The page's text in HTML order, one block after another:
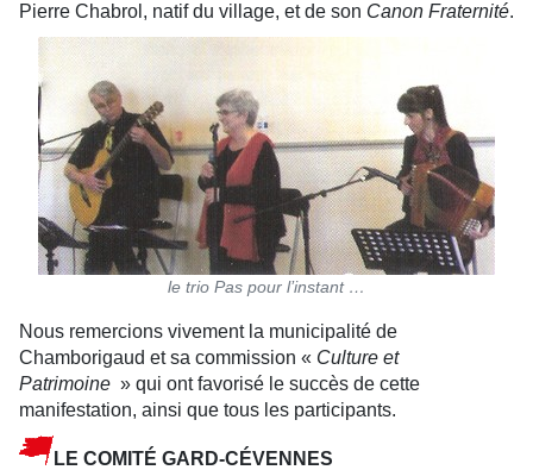
Pierre Chabrol, natif du village, et de son Canon Fraternité.
le trio Pas pour l’instant …
Nous remercions vivement la municipalité de
Chamborigaud et sa commission « Culture et
Patrimoine » qui ont favorisé le succès de cette
manifestation, ainsi que tous les participants.
LE COMITÉ GARD-CÉVENNES